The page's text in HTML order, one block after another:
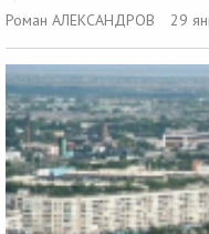
Роман АЛЕКСАНДРОВ
29